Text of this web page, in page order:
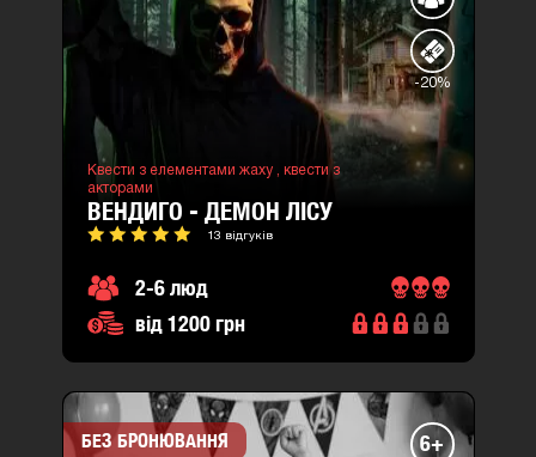
-20%
Квести з елементами жаху , квести з
акторами
ВЕНДИГО - ДЕМОН ЛІСУ
13 відгуків
2-6 люд
від 1200 грн
БЕЗ БРОНЮВАННЯ 6+